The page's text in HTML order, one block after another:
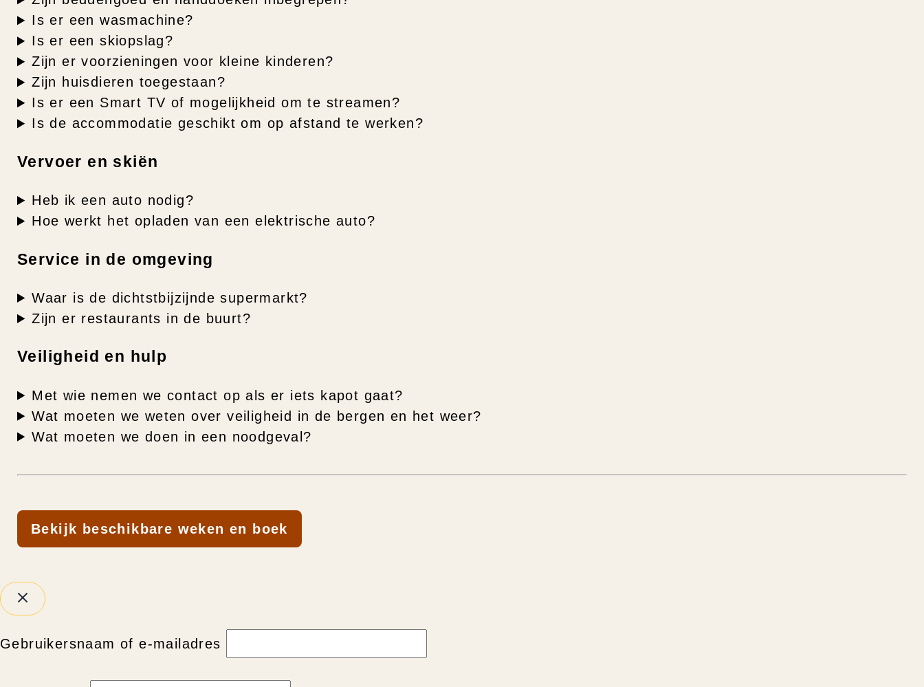
Is er een wasmachine?
Is er een skiopslag?
Zijn er voorzieningen voor kleine kinderen?
Zijn huisdieren toegestaan?
Is er een Smart TV of mogelijkheid om te streamen?
Is de accommodatie geschikt om op afstand te werken?
Vervoer en skiën
Heb ik een auto nodig?
Hoe werkt het opladen van een elektrische auto?
Service in de omgeving
Waar is de dichtstbijzijnde supermarkt?
Zijn er restaurants in de buurt?
Veiligheid en hulp
Met wie nemen we contact op als er iets kapot gaat?
Wat moeten we weten over veiligheid in de bergen en het weer?
Wat moeten we doen in een noodgeval?
Bekijk beschikbare weken en boek
Gebruikersnaam of e-mailadres